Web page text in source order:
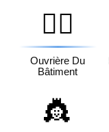
👷‍♀️
Ouvrière Du
Bâtiment
👸